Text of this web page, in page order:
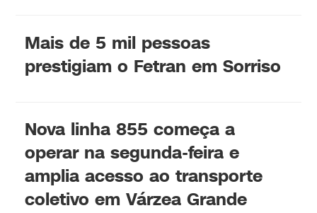
Mais de 5 mil pessoas
prestigiam o Fetran em Sorriso
Nova linha 855 começa a
operar na segunda-feira e
amplia acesso ao transporte
coletivo em Várzea Grande